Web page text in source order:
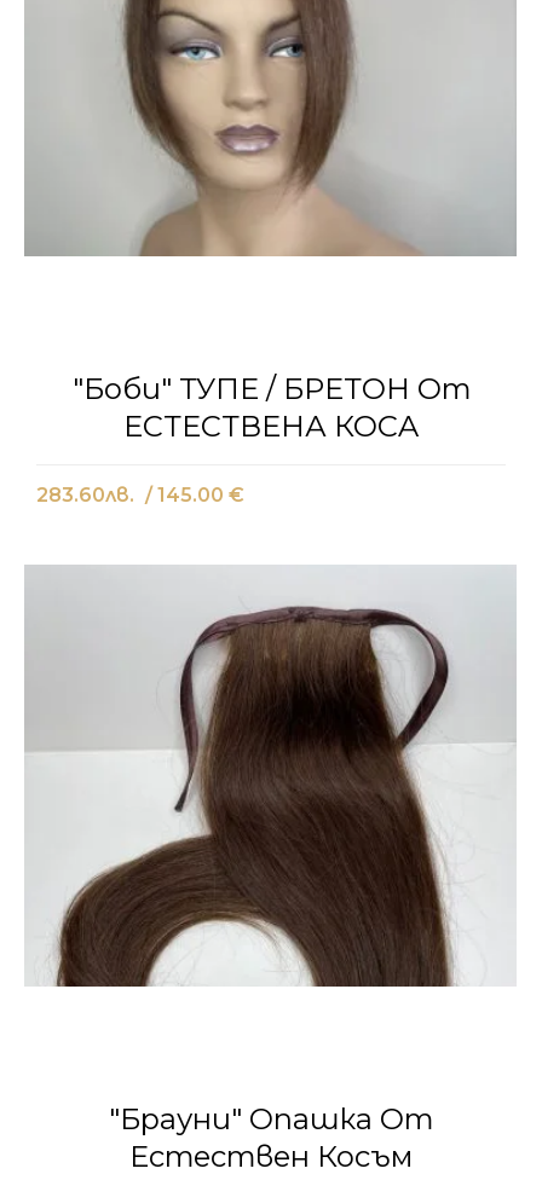
"Боби" ТУПЕ / БРЕТОН От
ЕСТЕСТВЕНА КОСA
283.60лв. / 145.00 €
"Брауни" Опашка От
Естествен Косъм